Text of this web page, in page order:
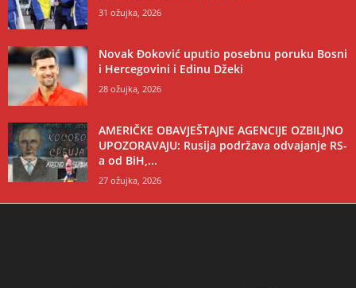
31 ožujka, 2026
Novak Đoković uputio posebnu poruku Bosni
i Hercegovini i Edinu Džeki
28 ožujka, 2026
AMERIČKE OBAVJEŠTAJNE AGENCIJE OZBILJNO
UPOZORAVAJU: Rusija podržava odvajanje RS-
a od BiH,...
27 ožujka, 2026